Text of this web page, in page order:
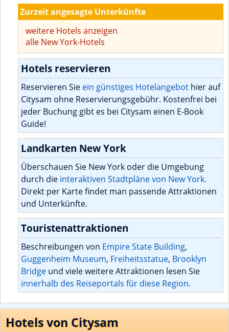
Zurzeit angesagte Unterkünfte
weitere Hotels anzeigen
alle New York-Hotels
Hotels reservieren
Reservieren Sie ein günstiges Hotelangebot hier auf
Citysam ohne Reservierungsgebühr. Kostenfrei bei
jeder Buchung gibt es bei Citysam einen E-Book
Guide!
Landkarten New York
Überschauen Sie New York oder die Umgebung
durch die interaktiven Stadtpläne von New York.
Direkt per Karte findet man passende Attraktionen
und Unterkünfte.
Touristenattraktionen
Beschreibungen von Empire State Building,
Guggenheim Museum, Freiheitsstatue, Brooklyn
Bridge und viele weitere Attraktionen lesen Sie
innerhalb des Reiseportals für diese Region.
Hotels von Citysam